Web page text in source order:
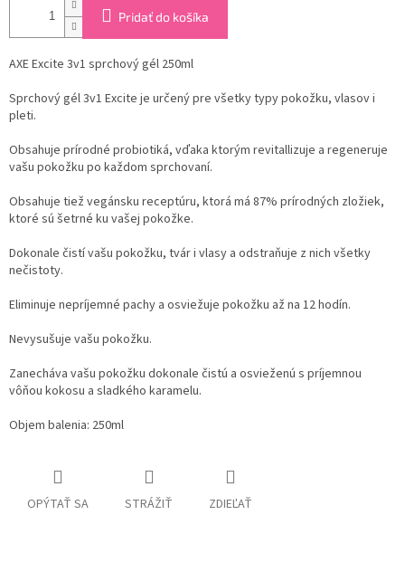
Pridať do košíka
AXE Excite 3v1 sprchový gél 250ml
Sprchový gél 3v1 Excite je určený pre všetky typy pokožku, vlasov i
pleti.
Obsahuje prírodné probiotiká, vďaka ktorým revitallizuje a regeneruje
vašu pokožku po každom sprchovaní.
Obsahuje tiež vegánsku receptúru, ktorá má 87% prírodných zložiek,
ktoré sú šetrné ku vašej pokožke.
Dokonale čistí vašu pokožku, tvár i vlasy a odstraňuje z nich všetky
nečistoty.
Eliminuje nepríjemné pachy a osviežuje pokožku až na 12 hodín.
Nevysušuje vašu pokožku.
Zanecháva vašu pokožku dokonale čistú a osvieženú s príjemnou
vôňou kokosu a sladkého karamelu.
Objem balenia: 250ml
OPÝTAŤ SA STRÁŽIŤ ZDIEĽAŤ